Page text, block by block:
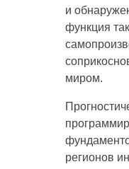
и
функция
миром.
регионов